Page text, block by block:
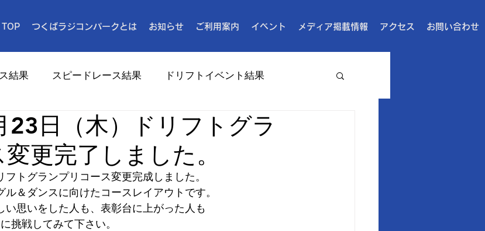
TOP つくばラジコンパークとは お知らせ ご利用案内 イベント メディア掲載情報 アクセス お問い合わせ
結果 スピードレース結果 ドリフトイベント結果
ア23日（木）ドリフトグラ
更完了しました。
トグランプリコース変更完成しました。
＆ダンスに向けたコースレイアウトです。
い思いをした人も、表彰台に上がった人も
挑戦してみて下さい。